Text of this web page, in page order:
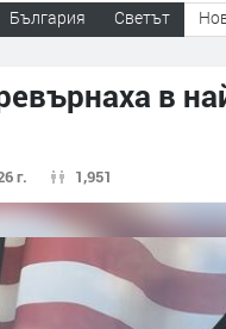
България Светът
в
г. 1,951